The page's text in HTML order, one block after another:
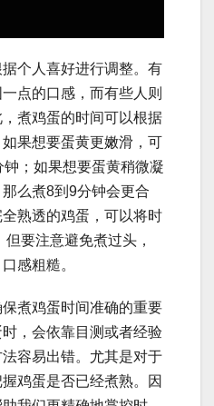
个人喜好进行调整。有
点的口感，而有些人则
煮鸡蛋的时间可以根据
果想要蛋黄更嫩滑，可
；如果想要蛋黄稍微凝
么煮8到9分钟会更合
熟透的鸡蛋，可以将时
要注意避免煮过头，
感粗糙。
煮鸡蛋时间准确的重要
，会依靠目测或者经验
容易出错。尤其是对于
鸡蛋是否已经煮熟。因